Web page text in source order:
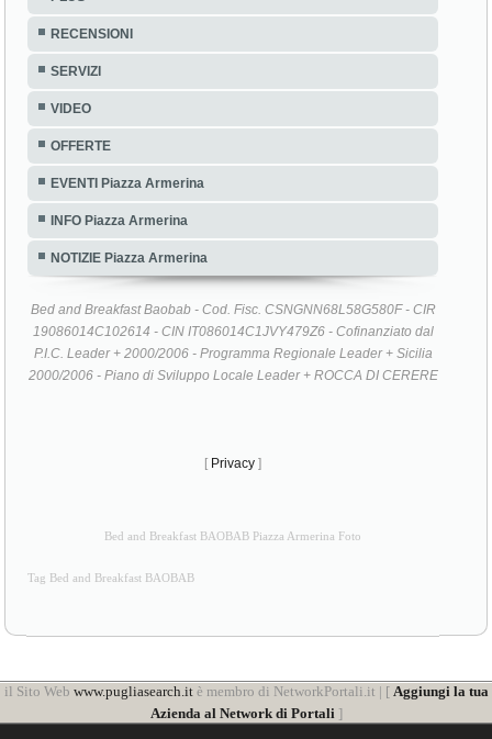
RECENSIONI
SERVIZI
VIDEO
OFFERTE
EVENTI Piazza Armerina
INFO Piazza Armerina
NOTIZIE Piazza Armerina
Bed and Breakfast Baobab - Cod. Fisc. CSNGNN68L58G580F - CIR
19086014C102614 - CIN IT086014C1JVY479Z6 - Cofinanziato dal
P.I.C. Leader + 2000/2006 - Programma Regionale Leader + Sicilia
2000/2006 - Piano di Sviluppo Locale Leader + ROCCA DI CERERE
[ Privacy ]
Bed and Breakfast BAOBAB Piazza Armerina Foto
Tag Bed and Breakfast BAOBAB
il Sito Web www.pugliasearch.itè membro di NetworkPortali.it | [ Aggiungi la tua
Azienda al Network di Portali ]